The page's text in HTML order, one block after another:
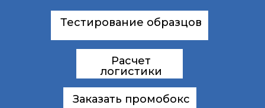
Тестирование образцов
Расчет
логистики
Заказать промобокс